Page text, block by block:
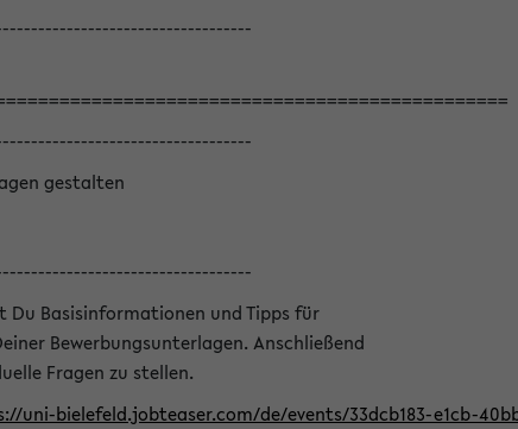
gestalten
Basisinformationen und Tipps für
Bewerbungsunterlagen. Anschließend
Fragen zu stellen.
uni-bielefeld.jobteaser.com/de/events/33dcb183-e1cb-